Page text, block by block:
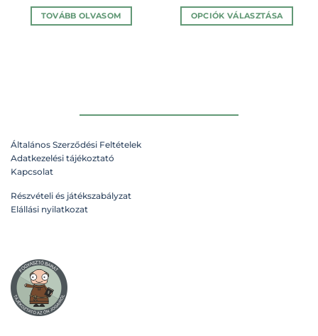
TOVÁBB OLVASOM OPCIÓK VÁLASZTÁSA
Általános Szerződési Feltételek
Adatkezelési tájékoztató
Kapcsolat
Részvételi és játékszabályzat
Elállási nyilatkozat